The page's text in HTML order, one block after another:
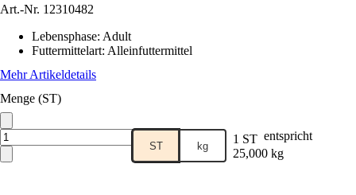
Art.-Nr. 12310482
Lebensphase: Adult
Futtermittelart: Alleinfuttermittel
Mehr Artikeldetails
Menge (ST)
ST kg 1 ST entspricht
25,000 kg